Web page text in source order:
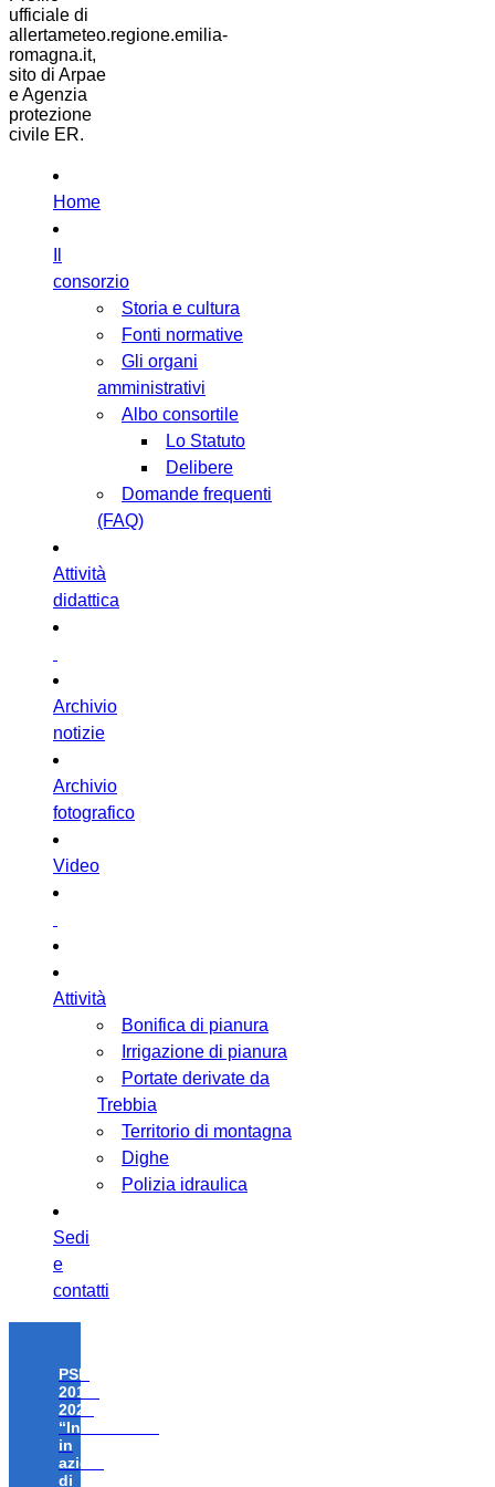
ufficiale di
allertameteo.regione.emilia-
romagna.it,
sito di Arpae
e Agenzia
protezione
civile ER.
Home
consorzio
Storia e cultura
Fonti normative
Gli organi
amministrativi
Albo consortile
Lo Statuto
Delibere
Domande frequenti
(FAQ)
Attività
didattica
Archivio
notizie
Archivio
fotografico
Video
Attività
Bonifica di pianura
Irrigazione di pianura
Portate derivate da
Trebbia
Territorio di montagna
Dighe
Polizia idraulica
Sedi
e
contatti
PSR
2014-
2020
“Investimenti
in
azioni
di